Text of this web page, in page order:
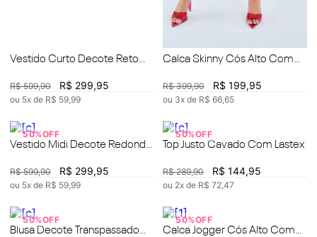
Vestido Curto Decote Reto
R$ 599,90 R$ 299,95
ou 5x de R$ 59 99
Calca Skinny Cós Alto Com
R$ 399,90 R$ 199,95
ou 3x de R$ 66 65
50%OFF
Vestido Midi Decote Redondo
R$ 599,90 R$ 299,95
ou 5x de R$ 59 99
50%OFF
Top Justo Cavado Com Lastex
R$ 289,90 R$ 144,95
ou 2x de R$ 72 47
50%OFF
Blusa Decote Transpassado
50%OFF
Calca Jogger Cós Alto Com